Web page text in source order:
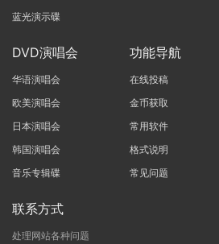
蓝光演示碟
DVD演唱会
华语演唱会
欧美演唱会
日本演唱会
韩国演唱会
音乐专辑碟
功能导航
在线投稿
金币获取
常用软件
格式说明
常见问题
联系方式
处理网站各种问题